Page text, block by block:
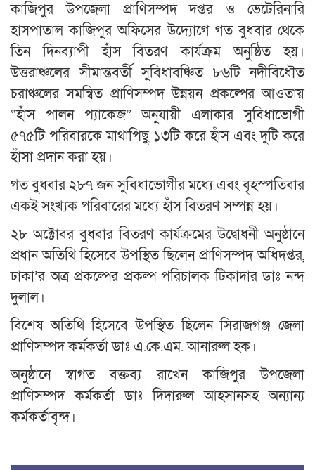
কাজিপুর উপজেলা প্রাণিসম্পদ দপ্তর ও ভেটেরিনারি
হাসপাতাল কাজিপুর অফিসের উদ্যোগে গত বুধবার থেকে
তিন দিনব্যাপী হাঁস বিতরণ কার্যক্রম অনুষ্ঠিত হয়।
উত্তরাঞ্চলের সীমান্তবর্তী সুবিধাবঞ্চিত ৮৬টি নদীবিধৌত
চরাঞ্চলের সমন্বিত প্রাণিসম্পদ উন্নয়ন প্রকল্পের আওতায়
“হাঁস পালন প্যাকেজ” অনুযায়ী এলাকার সুবিধাভোগী
৫৭৫টি পরিবারকে মাথাপিছু ১৩টি করে হাঁস এবং দুটি করে
হাঁসা প্রদান করা হয়।
গত বুধবার ২৮৭ জন সুবিধাভোগীর মধ্যে এবং বৃহস্পতিবার
একই সংখ্যক পরিবারের মধ্যে হাঁস বিতরণ সম্পন্ন হয়।
২৮ অক্টোবর বুধবার বিতরণ কার্যক্রমের উদ্বোধনী অনুষ্ঠানে
প্রধান অতিথি হিসেবে উপস্থিত ছিলেন প্রাণিসম্পদ অধিদপ্তর,
ঢাকা’র অত্র প্রকল্পের প্রকল্প পরিচালক টিকাদার ডাঃ নন্দ
দুলাল।
বিশেষ অতিথি হিসেবে উপস্থিত ছিলেন সিরাজগঞ্জ জেলা
প্রাণিসম্পদ কর্মকর্তা ডাঃ এ.কে.এম. আনারুল হক।
অনুষ্ঠানে স্বাগত বক্তব্য রাখেন কাজিপুর উপজেলা
প্রাণিসম্পদ কর্মকর্তা ডাঃ দিদারুল আহসানসহ অন্যান্য
কর্মকর্তাবৃন্দ।